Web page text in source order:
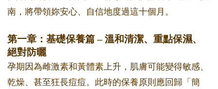
南，將帶領妳安心、自信地度過這十個月。
第一章：基礎保養篇 – 溫和清潔、重點保濕、
絕對防曬
孕期因為雌激素和黃體素上升，肌膚可能變得敏感、
乾燥、甚至狂長痘痘。此時的保養原則應回歸「簡